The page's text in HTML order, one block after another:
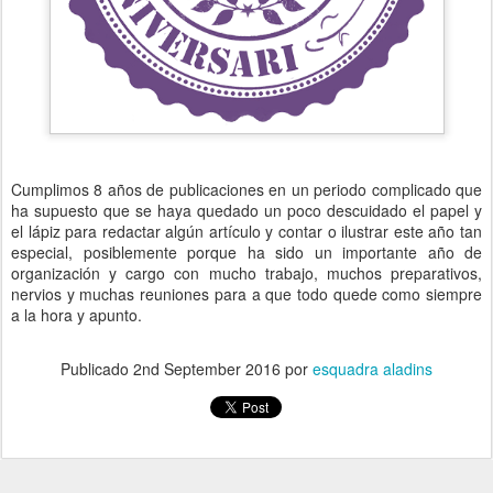
Cumplimos 8 años de publicaciones en un periodo complicado que
ha supuesto que se haya quedado un poco descuidado el papel y
el lápiz para redactar algún artículo y contar o ilustrar este año tan
especial, posiblemente porque ha sido un importante año de
organización y cargo con mucho trabajo, muchos preparativos,
nervios y muchas reuniones para a que todo quede como siempre
a la hora y apunto.
Publicado 2nd September 2016 por esquadra aladins